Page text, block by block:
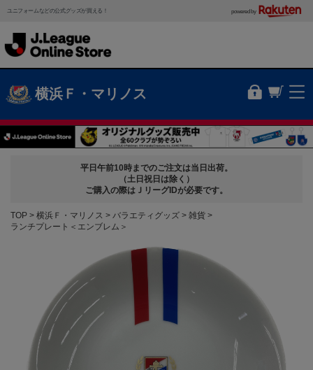
ユニフォームなどの公式グッズが買える！ powered by
横浜Ｆ・マリノス
平日午前10時までのご注文は当日出荷。
（土日祝日は除く）
ご購入の際はＪリーグIDが必要です。
TOP 横浜Ｆ・マリノス バラエティグッズ
雑貨
ランチプレート＜エンブレム＞